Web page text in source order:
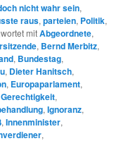
nicht wahr sein,
raus,parteien, Politik,
mitAbgeordnete,
, Bernd Merbitz,
, Bundestag,
, Dieter Hanitsch,
, Europaparlament,
Gerechtigkeit,
,Ignoranz,
,Innenminister,
,